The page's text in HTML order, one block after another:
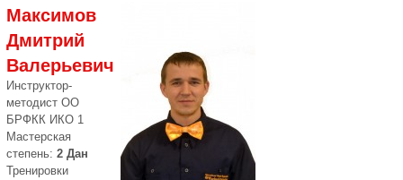
Максимов
Дмитрий
Валерьевич
Инструктор-
методист ОО
БРФКК ИКО 1
Мастерская
степень:2 Дан
Тренировки